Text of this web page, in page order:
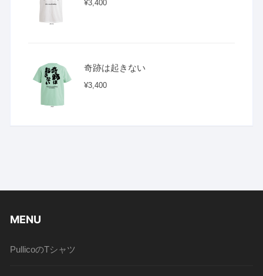
¥3,400
奇跡は起きない
¥3,400
MENU
PullicoのTシャツ